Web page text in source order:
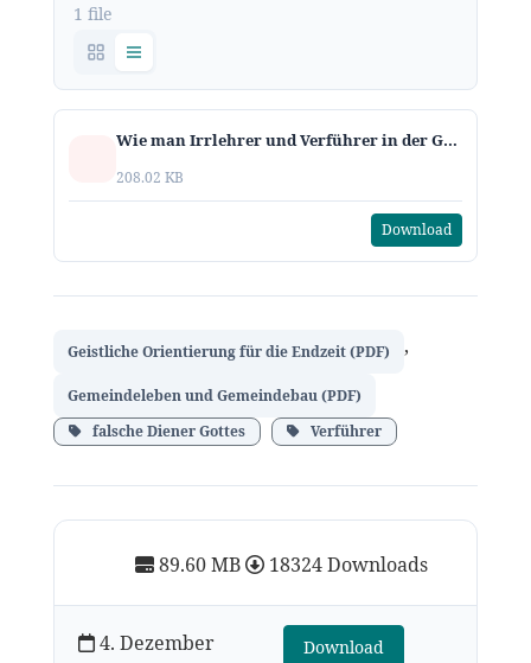
1 file
Wie man Irrlehrer und Verführer in der Gemeinde erkennt.pdf
208.02 KB
Download
Geistliche Orientierung für die Endzeit (PDF) ,
Gemeindeleben und Gemeindebau (PDF)
falsche Diener Gottes
Verführer
89.60 MB 18324 Downloads
4. Dezember
Download